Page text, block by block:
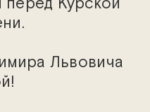
Львовича